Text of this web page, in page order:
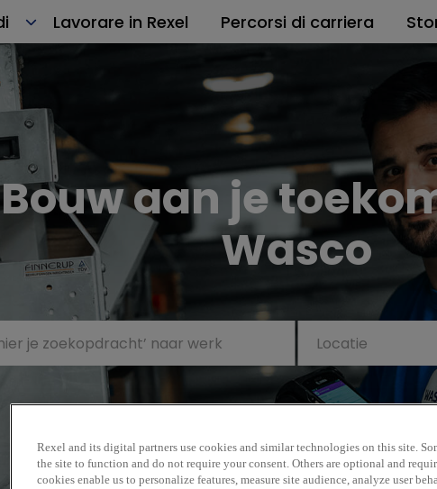
Lavorare in Rexel Percorsi di carriera
Bouw aan je
Wasco
Rexel and its digital partners use cookies and similar technologies on this site.
the site to function and do not require your consent. Others are optional and
cookies enable us to personalize features, measure site audience, analyze user